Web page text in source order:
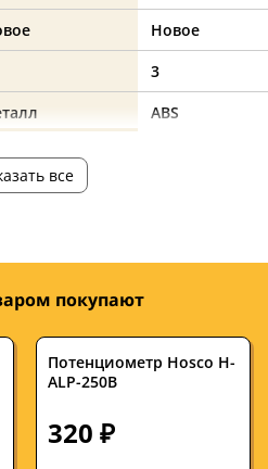
Новое
3
ABS
все
покупают
Потенциометр Hosco H-
ALP-250B
320 ₽